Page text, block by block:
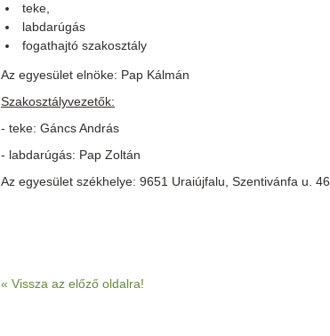
teke,
labdarúgás
fogathajtó szakosztály
Az egyesület elnöke: Pap Kálmán
Szakosztályvezetők:
- teke: Gáncs András
- labdarúgás: Pap Zoltán
Az egyesület székhelye: 9651 Uraiújfalu, Szentivánfa u. 46.
« Vissza az előző oldalra!